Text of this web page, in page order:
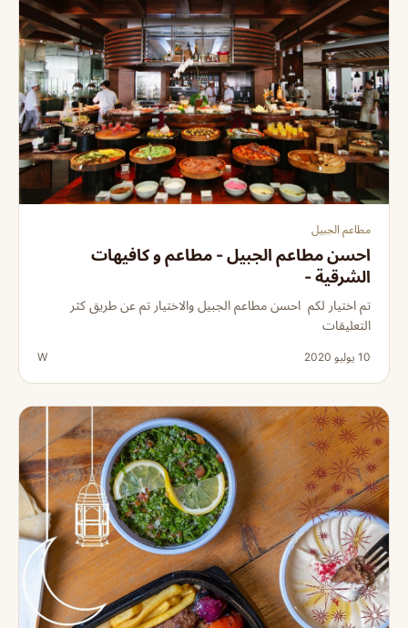
مطاعم الجبيل
احسن مطاعم الجبيل - مطاعم و كافيهات
الشرقية -
تم اختيار لكم احسن مطاعم الجبيل والاختيار تم عن طريق كثر
التعليقات
10 يوليو 2020 W